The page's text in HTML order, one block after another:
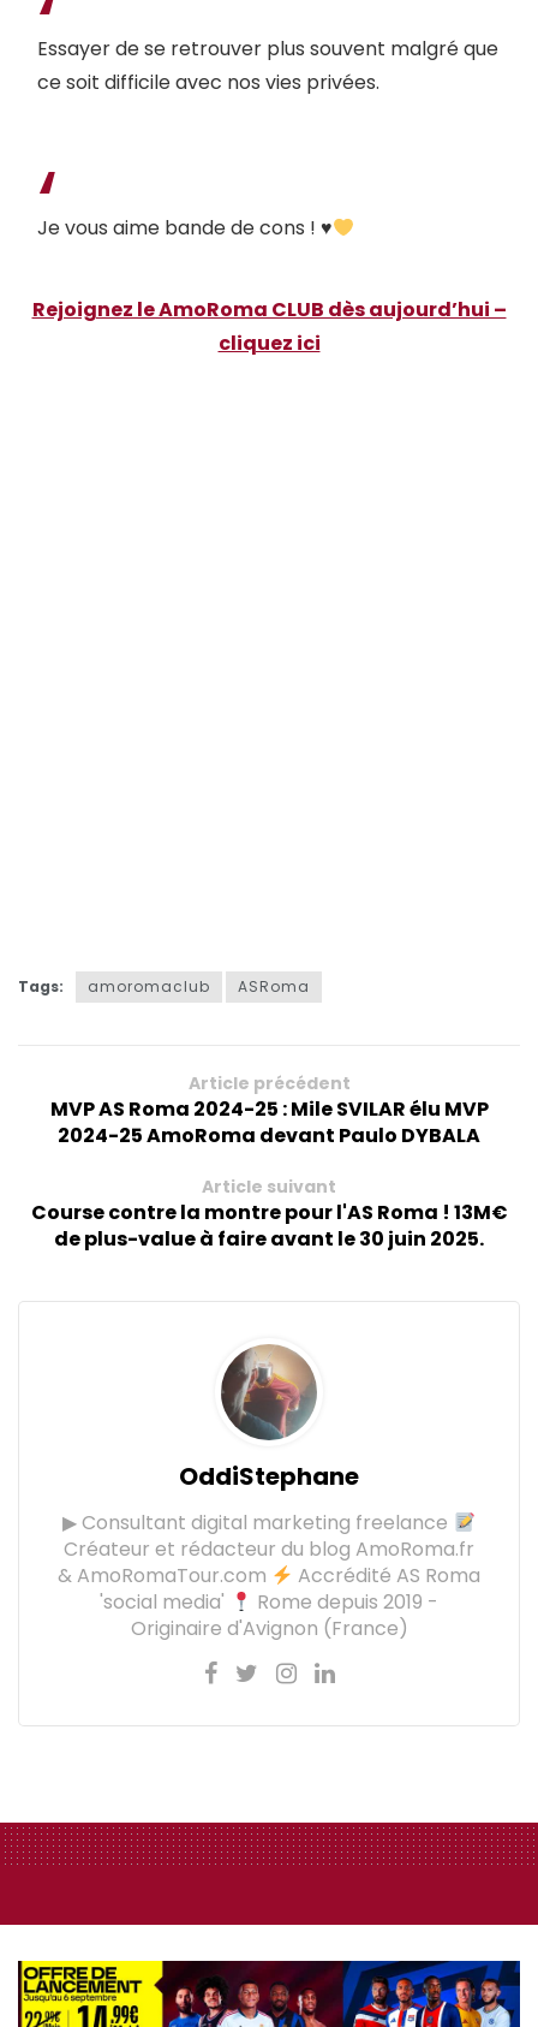
Essayer de se retrouver plus souvent malgré que
ce soit difficile avec nos vies privées.
Je vous aime bande de cons ! ♥️
Rejoignez le AmoRoma CLUB dès aujourd’hui –
cliquez ici
Tags: amoromaclub ASRoma
Article précédent
MVP AS Roma 2024-25 : Mile SVILAR élu MVP
2024-25 AmoRoma devant Paulo DYBALA
Article suivant
Course contre la montre pour l'AS Roma ! 13M€
de plus-value à faire avant le 30 juin 2025.
OddiStephane
▶ Consultant digital marketing freelance
Créateur et rédacteur du blog AmoRoma.fr
& AmoRomaTour.com
Accrédité AS Roma
'social media'
Rome depuis 2019 -
Originaire d'Avignon (France)